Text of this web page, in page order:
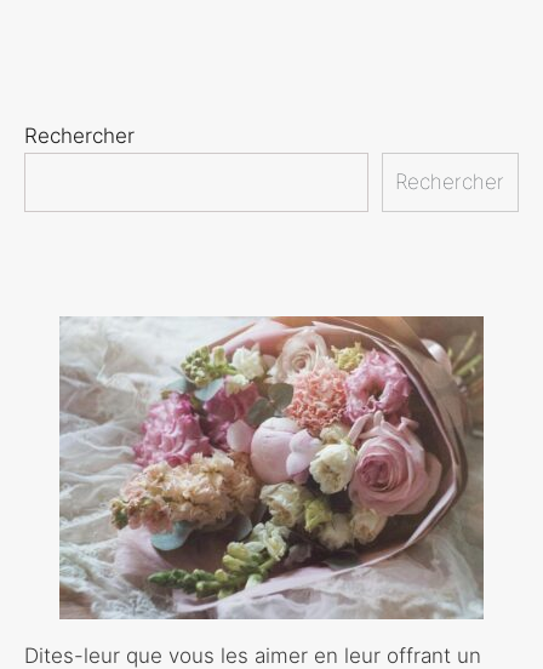
Rechercher
Rechercher
Dites-leur que vous les aimer en leur offrant un